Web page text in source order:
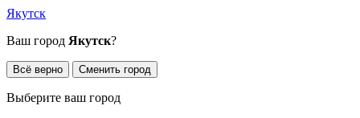
Якутск
Ваш город Якутск?
Всё верно Сменить город
Выберите ваш город